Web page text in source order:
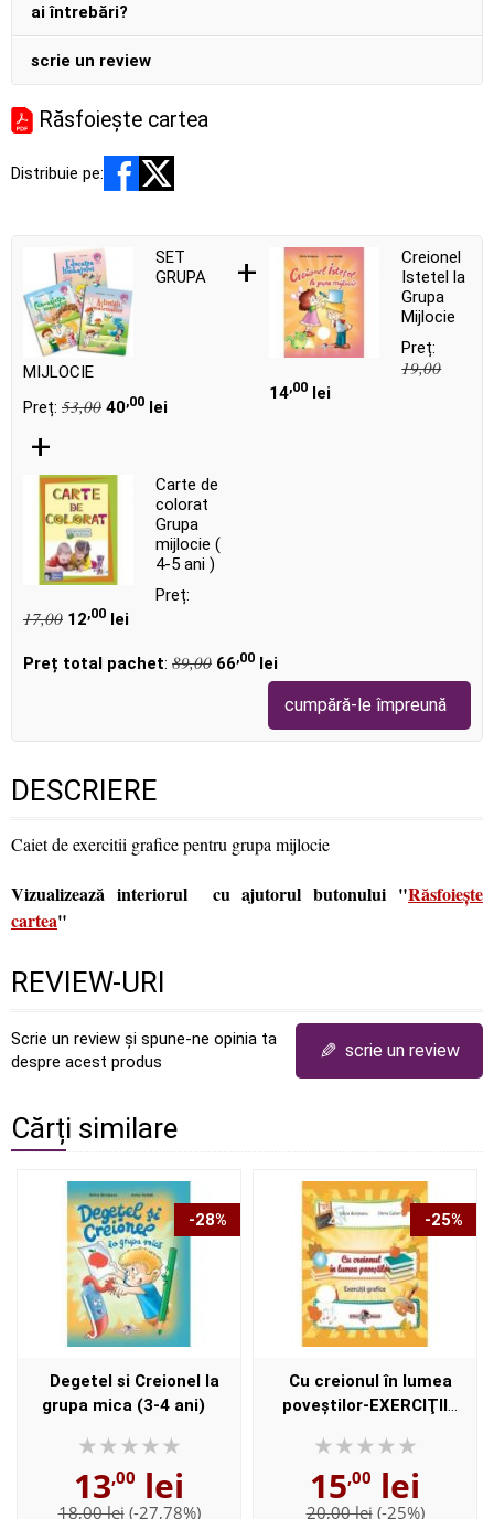
ai întrebări?
scrie un review
Răsfoiește cartea
Distribuie pe:
SET
GRUPA
MIJLOCIE
Preț: 53,00 40,00 lei
+
Creionel
Istetel la
Grupa
Mijlocie
Preț:
19,00
14,00 lei
+
Carte de
colorat
Grupa
mijlocie (
4-5 ani )
Preț:
17,00 12,00 lei
Preț total pachet: 89,00 66,00 lei
cumpără-le împreună
DESCRIERE
Caiet de exercitii grafice pentru grupa mijlocie
Vizualizează interiorul cu ajutorul butonului "Răsfoiește
cartea"
REVIEW-URI
Scrie un review și spune-ne opinia ta
despre acest produs
✎ scrie un review
Cărți similare
-28%
Degetel si Creionel la
grupa mica (3-4 ani)
13,00 lei
18,00 lei (-27,78%)
-25%
Cu creionul în lumea
poveştilor-EXERCIŢII
15,00 lei
20,00 lei (-25%)